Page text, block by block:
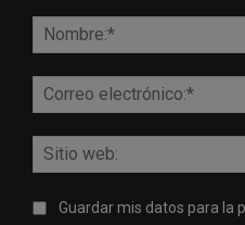
Guardar mis datos para la